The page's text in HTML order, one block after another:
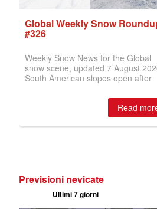
Previsioni nevicate
Ultimi 7 giorni